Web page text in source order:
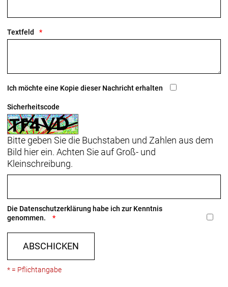
Textfeld
Ich möchte eine Kopie dieser Nachricht erhalten
Sicherheitscode
Bitte geben Sie die Buchstaben und Zahlen aus dem
Bild hier ein. Achten Sie auf Groß- und
Kleinschreibung.
Die Datenschutzerklärung habe ich zur Kenntnis
genommen.
ABSCHICKEN
* = Pflichtangabe